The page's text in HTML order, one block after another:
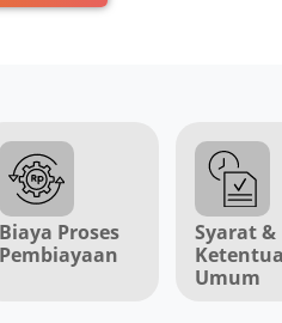
Biaya Proses
Pembiayaan
Syarat &
Umum